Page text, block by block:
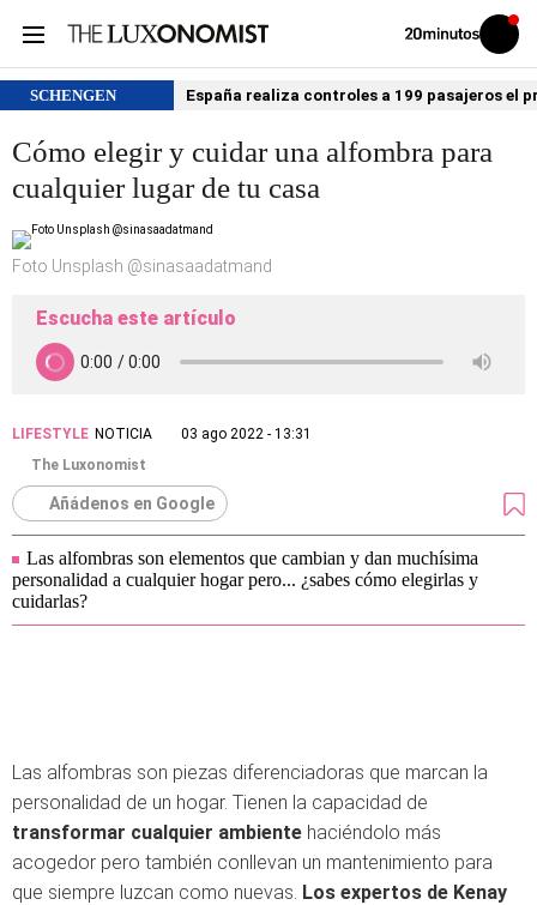
Volver
Iniciar
sesión
SCHENGEN España realiza controles a 199 pasajeros el
Cómo elegir y cuidar una alfombra para
cualquier lugar de tu casa
Foto Unsplash @sinasaadatmand
Escucha este artículo
LIFESTYLE NOTICIA
03 ago 2022 - 13:31
The Luxonomist
Añádenos en Google
Las alfombras son elementos que cambian y dan muchísima
personalidad a cualquier hogar pero... ¿sabes cómo elegirlas y
cuidarlas?
Las alfombras son piezas diferenciadoras que marcan la
personalidad de un hogar. Tienen la capacidad de
transformar cualquier ambiente haciéndolo más
acogedor pero también conllevan un mantenimiento para
que siempre luzcan como nuevas. Los expertos de Kenay